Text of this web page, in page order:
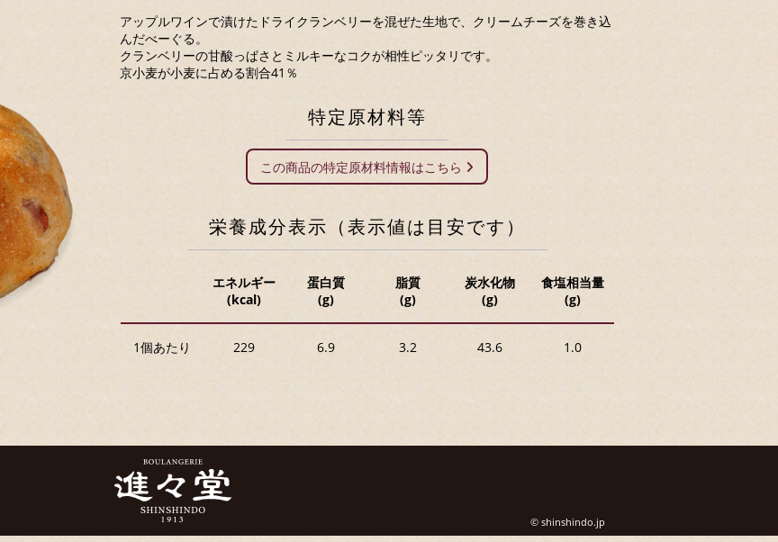
アップルワインで漬けたドライクランベリーを混ぜた生地で、クリームチーズを巻き込
んだべーぐる。
クランベリーの甘酸っぱさとミルキーなコクが相性ピッタリです。
京小麦が小麦に占める割合41％
特定原材料等
この商品の特定原材料情報はこちら
栄養成分表示（表示値は目安です）
エネルギー
(kcal)
蛋白質
(g)
脂質
(g)
炭水化物
(g)
食塩相当量
(g)
1個あたり 229 6.9 3.2 43.6 1.0
© shinshindo.jp